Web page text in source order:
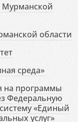
Мурманской
области
среда»
на программы
Федеральную
«Единый
услуг»